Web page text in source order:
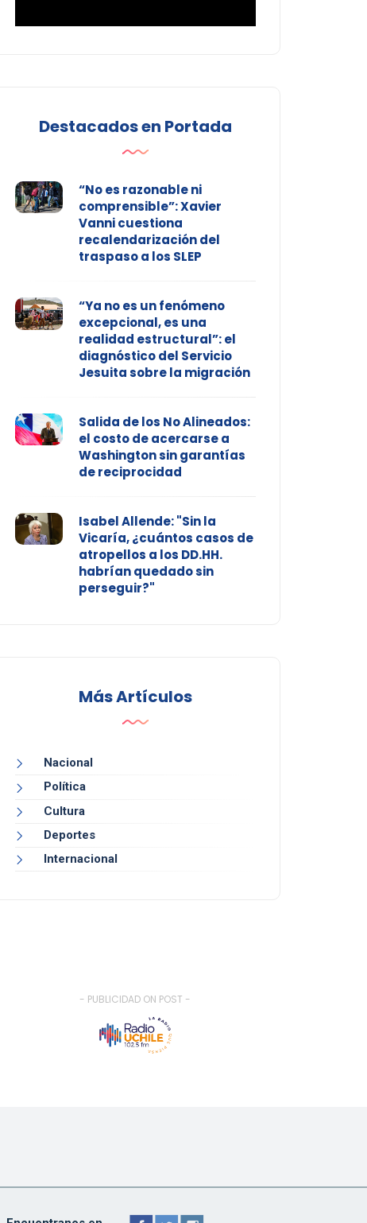
Destacados en Portada
“No es razonable ni
comprensible”: Xavier
Vanni cuestiona
recalendarización del
traspaso a los SLEP
“Ya no es un fenómeno
excepcional, es una
realidad estructural”: el
diagnóstico del Servicio
Jesuita sobre la migración
Salida de los No Alineados:
el costo de acercarse a
Washington sin garantías
de reciprocidad
Isabel Allende: "Sin la
Vicaría, ¿cuántos casos de
atropellos a los DD.HH.
habrían quedado sin
perseguir?"
Más Artículos
Nacional
Política
Cultura
Deportes
Internacional
- PUBLICIDAD ON POST -